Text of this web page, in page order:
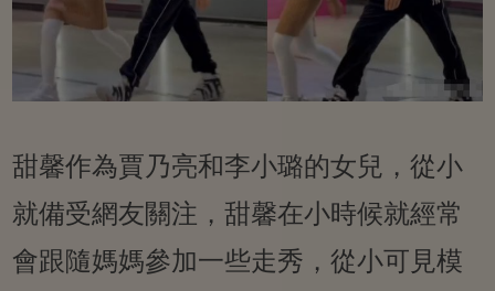
甜馨作為賈乃亮和李小璐的女兒，從小
就備受網友關注，甜馨在小時候就經常
會跟隨媽媽參加一些走秀，從小可見模